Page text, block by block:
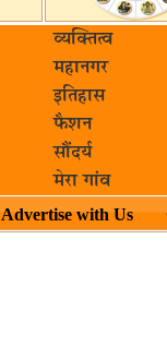
व्यक्तित्व
महानगर
इतिहास
फैशन
सौंदर्य
मेरा गांव
Advertise with Us